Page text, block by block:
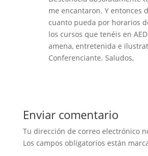
me encantaron. Y entonces
cuanto pueda por horarios
los cursos que tenéis en
amena, entretenida e
Conferenciante. Saludos,
Enviar comentario
Tu dirección de correo electrónico
Los campos obligatorios están